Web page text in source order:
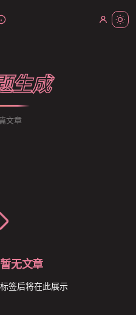
生成
文章
无文章
签后将在此展示